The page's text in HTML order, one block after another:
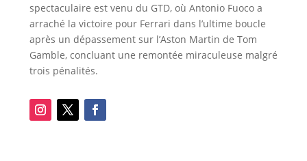
spectaculaire est venu du GTD, où Antonio Fuoco a
arraché la victoire pour Ferrari dans l’ultime boucle
après un dépassement sur l’Aston Martin de Tom
Gamble, concluant une remontée miraculeuse malgré
trois pénalités.